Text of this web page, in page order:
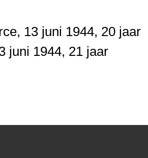
13 juni 1944, 20 jaar
juni 1944, 21 jaar